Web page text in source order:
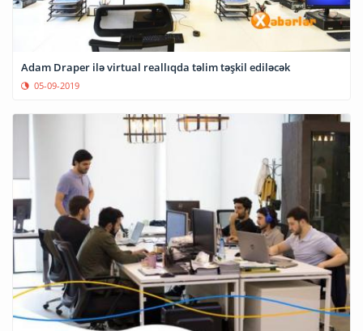
Adam Draper ilə virtual reallıqda təlim təşkil ediləcək
05-09-2019